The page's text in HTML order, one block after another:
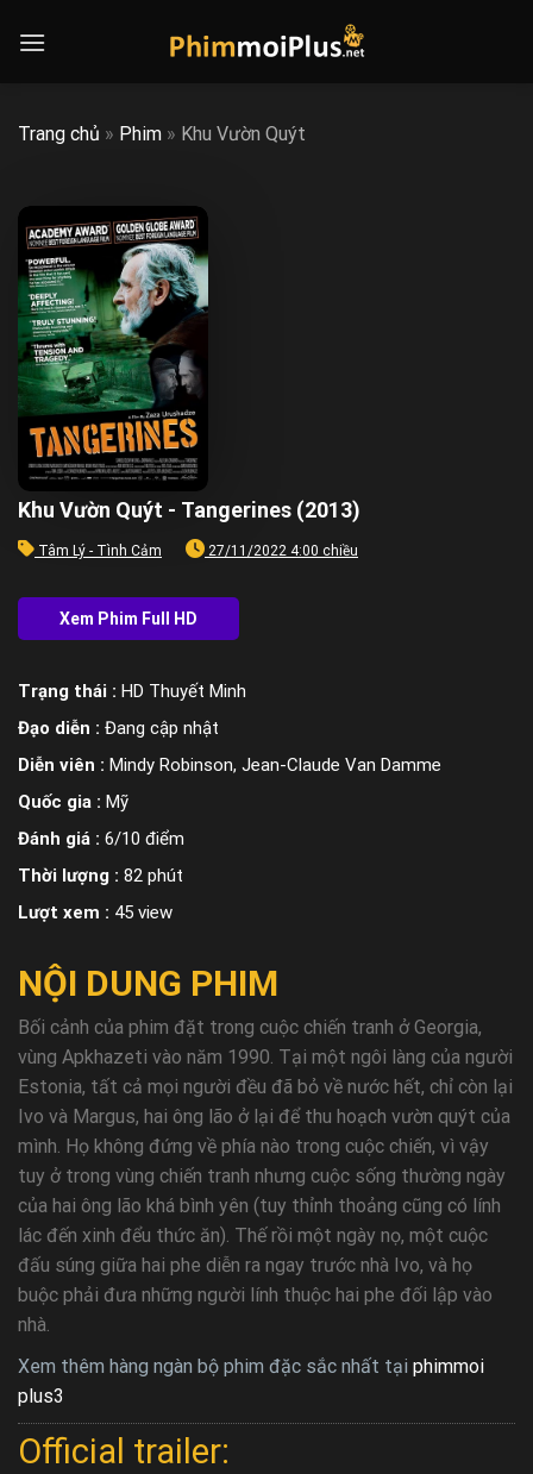
Trang chủ » Phim » Khu Vườn Quýt
Khu Vườn Quýt - Tangerines (2013)
Tâm Lý - Tình Cảm 27/11/2022 4:00 chiều
Trạng thái : HD Thuyết Minh
Đạo diễn : Đang cập nhật
Diễn viên : Mindy Robinson, Jean-Claude Van Damme
Quốc gia : Mỹ
Đánh giá : 6/10 điểm
Thời lượng : 82 phút
Lượt xem : 45 view
NỘI DUNG PHIM
Bối cảnh của phim đặt trong cuộc chiến tranh ở Georgia,
vùng Apkhazeti vào năm 1990. Tại một ngôi làng của người
Estonia, tất cả mọi người đều đã bỏ về nước hết, chỉ còn lại
Ivo và Margus, hai ông lão ở lại để thu hoạch vườn quýt của
mình. Họ không đứng về phía nào trong cuộc chiến, vì vậy
tuy ở trong vùng chiến tranh nhưng cuộc sống thường ngày
của hai ông lão khá bình yên (tuy thỉnh thoảng cũng có lính
lác đến xinh đểu thức ăn). Thế rồi một ngày nọ, một cuộc
đấu súng giữa hai phe diễn ra ngay trước nhà Ivo, và họ
buộc phải đưa những người lính thuộc hai phe đối lập vào
nhà.
Xem thêm hàng ngàn bộ phim đặc sắc nhất tại phimmoi
plus3
Official trailer: